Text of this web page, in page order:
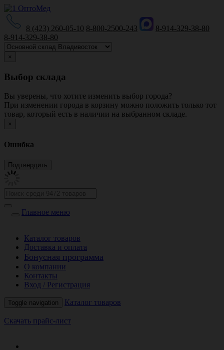
8 (423) 260-05-10 8-800-2500-243
8-914-329-38-80
8-914-329-38-80
×
Выбор склада
Вы уверены, что хотите изменить выбор города?
При изменении города в корзину можно положить только тот
товар, который есть в наличии на выбранном складе.
×
Ошибка
Главное меню
Каталог товаров
Доставка и оплата
Бонусная программа
О компании
Контакты
Вход / Регистрация
Toggle navigation Каталог товаров
Скачать прайс-лист